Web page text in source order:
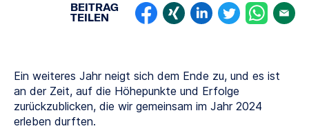
BEITRAG
TEILEN
Ein weiteres Jahr neigt sich dem Ende zu, und es ist
an der Zeit, auf die Höhepunkte und Erfolge
zurückzublicken, die wir gemeinsam im Jahr 2024
erleben durften.